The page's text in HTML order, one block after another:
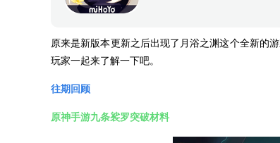
原来是新版本更新之后出现了月浴之渊这个全新的
玩家一起来了解一下吧。
往期回顾
原神手游九条裟罗突破材料